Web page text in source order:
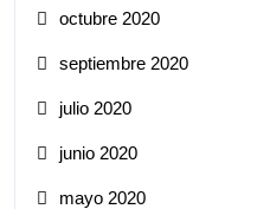
octubre 2020
septiembre 2020
julio 2020
junio 2020
mayo 2020